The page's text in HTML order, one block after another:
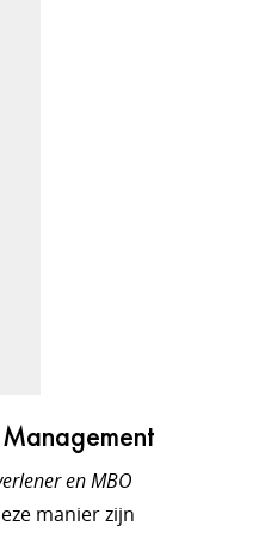
en MBO
manier zijn